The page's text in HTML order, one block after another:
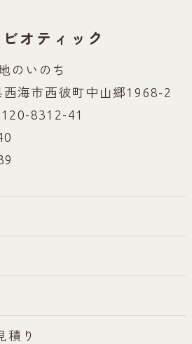
オティック
のいのち
海市西彼町中山郷1968-2
8312-41
積り